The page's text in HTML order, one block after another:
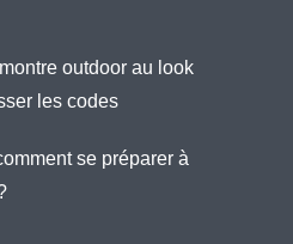
outdoor au look
les codes
se préparer à